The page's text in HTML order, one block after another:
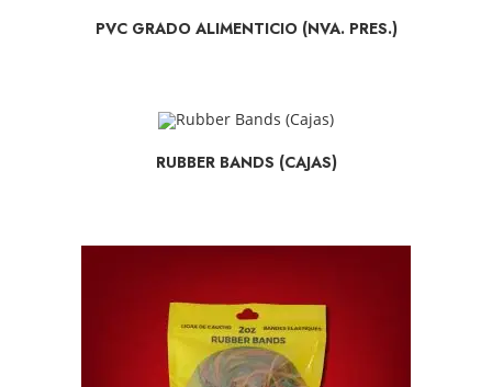
SELECCIONAR OPCIONES
PVC GRADO ALIMENTICIO (NVA. PRES.)
SELECCIONAR OPCIONES
RUBBER BANDS (CAJAS)